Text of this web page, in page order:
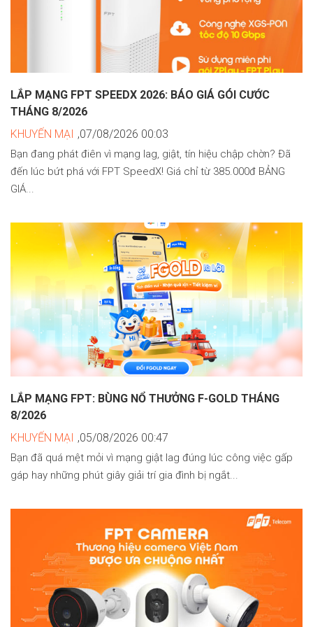
LẮP MẠNG FPT SPEEDX 2026: BÁO GIÁ GÓI CƯỚC
THÁNG 8/2026
KHUYẾN MẠI ,07/08/2026 00:03
Bạn đang phát điên vì mạng lag, giật, tín hiệu chập chờn? Đã
đến lúc bứt phá với FPT SpeedX! Giá chỉ từ 385.000đ BẢNG
GIÁ...
LẮP MẠNG FPT: BÙNG NỔ THƯỞNG F-GOLD THÁNG
8/2026
KHUYẾN MẠI ,05/08/2026 00:47
Bạn đã quá mệt mỏi vì mạng giật lag đúng lúc công việc gấp
gáp hay những phút giây giải trí gia đình bị ngắt...